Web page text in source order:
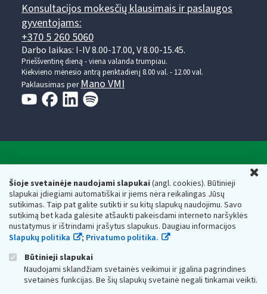
Šioje svetainėje naudojami slapukai(angl. cookies). Būtinieji
slapukai įdiegiami automatiškai ir jiems nėra reikalingas Jūsų
sutikimas. Taip pat galite sutikti ir su kitų slapukų naudojimu. Savo
sutikimą bet kada galėsite atšaukti pakeisdami interneto naršyklės
nustatymus ir ištrindami įrašytus slapukus. Daugiau informacijos
Slapukų politika
; Privatumo politika.
Būtinieji slapukai
Naudojami sklandžiam svetainės veikimui ir įgalina pagrindines
svetainės funkcijas. Be šių slapukų svetainė negali tinkamai veikti.
Konsultacijos mokesčių klausimais ir paslaugos
gyventojams:
+370 5 260 5060
Darbo laikas: I-IV 8.00-17.00, V 8.00-15.45.
Prieššventinę dieną - viena valanda trumpiau.
Kiekvieno mėnesio antrą penktadienį 8.00 val. - 12.00 val.
Paklausimas per Mano VMI
Respublikos finansų ministerijos
Biudžetinė įstaiga. Juridinio asmens kodas — 188659752,
adresas: Vasario 16-osios g. 14, 01107 Vilnius, Lietuva, el.paštas:
vmi@vmi.lt, E. pristatymo dėžutės adresas 188659752
Duomenys apie Valstybinę mokesčių inspekciją prie Lietuvos
Respublikos finansų ministerijos kaupiami ir saugomi Juridinių